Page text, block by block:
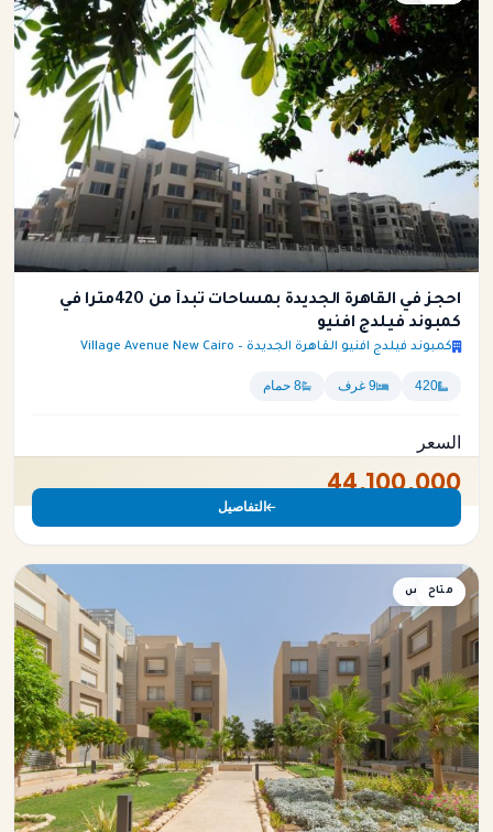
احجز في القاهرة الجديدة بمساحات تبدأ من 420متراً في
كمبوند فيلدج افنيو
كمبوند فيلدج افنيو القاهرة الجديدة – Village Avenue New Cairo
420 9 غرف 8 حمام
السعر
44,100,000
التفاصيل
دوبلكس
متاح